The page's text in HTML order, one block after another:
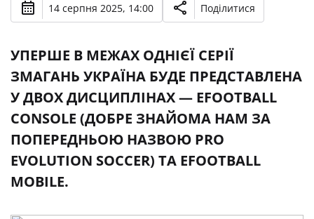
14 серпня 2025, 14:00 Поділитися
УПЕРШЕ В МЕЖАХ ОДНІЄЇ СЕРІЇ
ЗМАГАНЬ УКРАЇНА БУДЕ ПРЕДСТАВЛЕНА
У ДВОХ ДИСЦИПЛІНАХ — EFOOTBALL
CONSOLE (ДОБРЕ ЗНАЙОМА НАМ ЗА
ПОПЕРЕДНЬОЮ НАЗВОЮ PRO
EVOLUTION SOCCER) ТА EFOOTBALL
MOBILE.